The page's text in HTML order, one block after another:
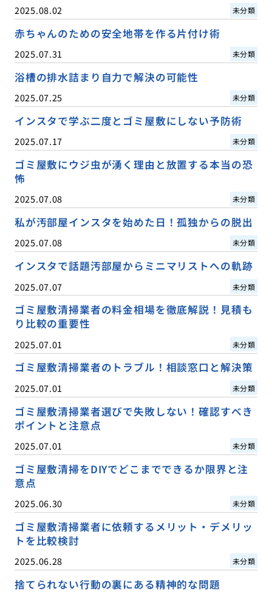
2025.08.02 未分類
赤ちゃんのための安全地帯を作る片付け術
2025.07.31 未分類
浴槽の排水詰まり自力で解決の可能性
2025.07.25 未分類
インスタで学ぶ二度とゴミ屋敷にしない予防術
2025.07.17 未分類
ゴミ屋敷にウジ虫が湧く理由と放置する本当の恐
怖
2025.07.08 未分類
私が汚部屋インスタを始めた日！孤独からの脱出
2025.07.08 未分類
インスタで話題汚部屋からミニマリストへの軌跡
2025.07.07 未分類
ゴミ屋敷清掃業者の料金相場を徹底解説！見積も
り比較の重要性
2025.07.01 未分類
ゴミ屋敷清掃業者のトラブル！相談窓口と解決策
2025.07.01 未分類
ゴミ屋敷清掃業者選びで失敗しない！確認すべき
ポイントと注意点
2025.07.01 未分類
ゴミ屋敷清掃をDIYでどこまでできるか限界と注
意点
2025.06.30 未分類
ゴミ屋敷清掃業者に依頼するメリット・デメリッ
トを比較検討
2025.06.28 未分類
捨てられない行動の裏にある精神的な問題